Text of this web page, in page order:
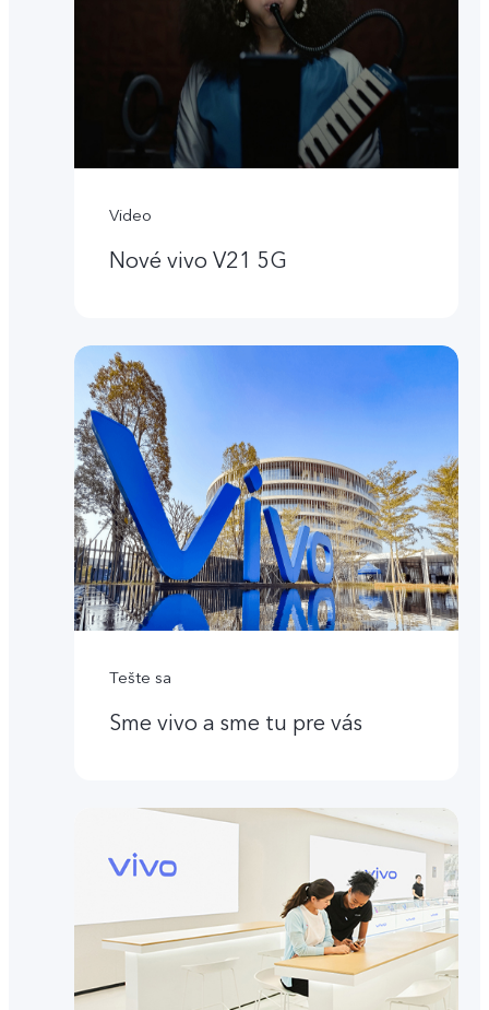
Video
Nové vivo V21 5G
Tešte sa
Sme vivo a sme tu pre vás